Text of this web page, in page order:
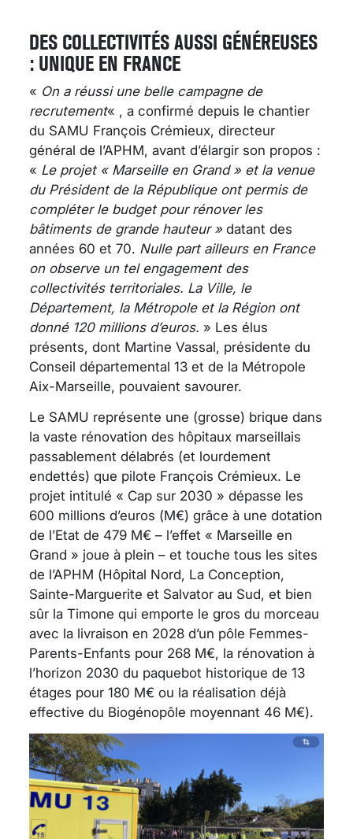
DES COLLECTIVITÉS AUSSI GÉNÉREUSES
: UNIQUE EN FRANCE
« On a réussi une belle campagne de
recrutement« , a confirmé depuis le chantier
du SAMU François Crémieux, directeur
général de l’APHM, avant d’élargir son propos :
« Le projet « Marseille en Grand » et la venue
du Président de la République ont permis de
compléter le budget pour rénover les
bâtiments de grande hauteur » datant des
années 60 et 70. Nulle part ailleurs en France
on observe un tel engagement des
collectivités territoriales. La Ville, le
Département, la Métropole et la Région ont
donné 120 millions d’euros. » Les élus
présents, dont Martine Vassal, présidente du
Conseil départemental 13 et de la Métropole
Aix-Marseille, pouvaient savourer.
Le SAMU représente une (grosse) brique dans
la vaste rénovation des hôpitaux marseillais
passablement délabrés (et lourdement
endettés) que pilote François Crémieux. Le
projet intitulé « Cap sur 2030 » dépasse les
600 millions d’euros (M€) grâce à une dotation
de l’Etat de 479 M€ – l’effet « Marseille en
Grand » joue à plein – et touche tous les sites
de l’APHM (Hôpital Nord, La Conception,
Sainte-Marguerite et Salvator au Sud, et bien
sûr la Timone qui emporte le gros du morceau
avec la livraison en 2028 d’un pôle Femmes-
Parents-Enfants pour 268 M€, la rénovation à
l’horizon 2030 du paquebot historique de 13
étages pour 180 M€ ou la réalisation déjà
effective du Biogénopôle moyennant 46 M€).